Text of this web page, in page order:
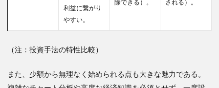
利益に繋がり
やすい。
除できる）。 される）。
（注：投資手法の特性比較）
また、少額から無理なく始められる点も大きな魅力である。